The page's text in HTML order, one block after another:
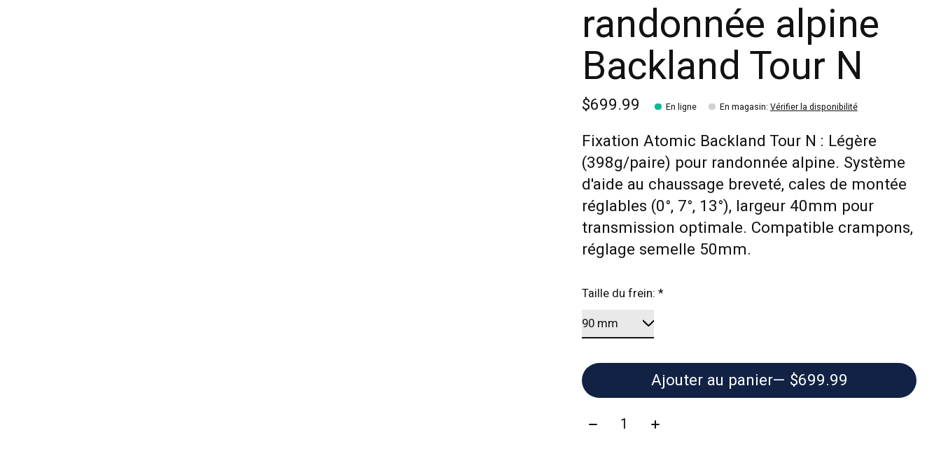
randonnée alpine
Backland Tour N
$699.99 En ligne En magasin: Vérifier la disponibilité
Fixation Atomic Backland Tour N : Légère
(398g/paire) pour randonnée alpine. Système
d'aide au chaussage breveté, cales de montée
réglables (0°, 7°, 13°), largeur 40mm pour
transmission optimale. Compatible crampons,
réglage semelle 50mm.
Taille du frein:*
Ajouter au panier
— $699.99
Quantité: